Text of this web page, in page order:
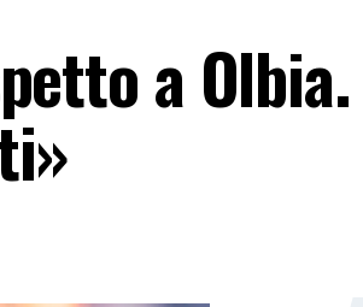
a Olbia.